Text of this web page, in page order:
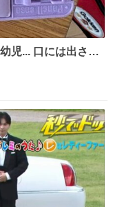
児... 口には出さぬ